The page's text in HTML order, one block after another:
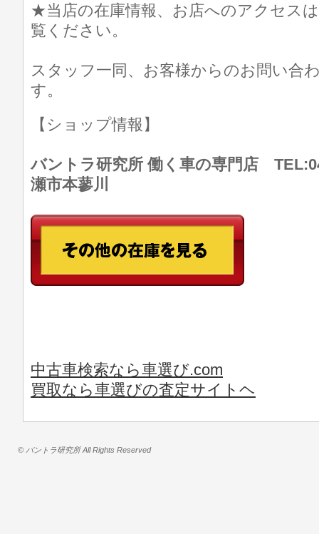
★当店の在庫情報、お店へのアクセス
覧ください。
スタッフ一同、お客様からのお問い合
す。
【ショップ情報】
バントラ研究所 働く車の専門店
瀬市本蓼川
中古車検索なら車選び.com
買取なら車選びの査定サイトヘ
© バントラ研究所 All Rights Reserved